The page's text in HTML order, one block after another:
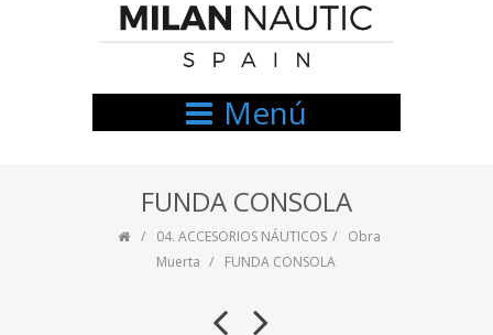
Menú
FUNDA CONSOLA
04. ACCESORIOS NÁUTICOS
Obra
Muerta
FUNDA CONSOLA